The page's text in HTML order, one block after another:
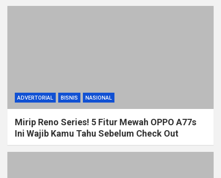
ADVERTORIAL BISNIS NASIONAL
Mirip Reno Series! 5 Fitur Mewah OPPO A77s
Ini Wajib Kamu Tahu Sebelum Check Out